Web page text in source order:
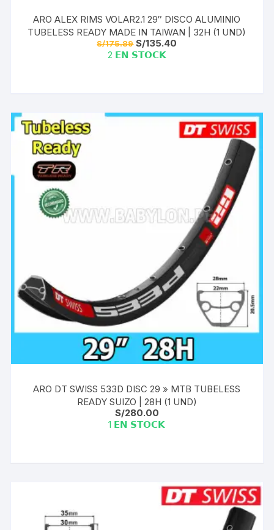
ARO ALEX RIMS VOLAR2.1 29″ DISCO ALUMINIO
TUBELESS READY MADE IN TAIWAN | 32H (1 UND)
S/175.89 El
precio
original
S/135.40
2 𝗘𝗡 𝗦𝗧𝗢𝗖𝗞
ARO DT SWISS 533D DISC 29 » MTB TUBELESS
READY SUIZO | 28H (1 UND)
S/280.00
1 𝗘𝗡 𝗦𝗧𝗢𝗖𝗞